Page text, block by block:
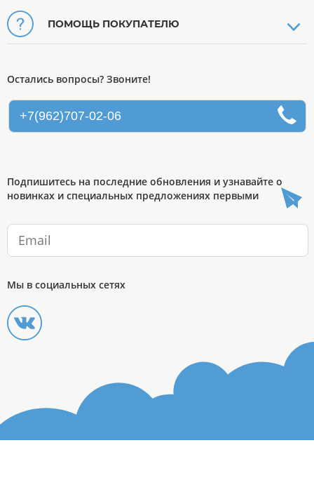
ПОМОЩЬ ПОКУПАТЕЛЮ
Остались вопросы? Звоните!
+7(962)707-02-06
Подпишитесь на последние обновления и узнавайте о
новинках и специальных предложениях первыми
Мы в социальных сетях